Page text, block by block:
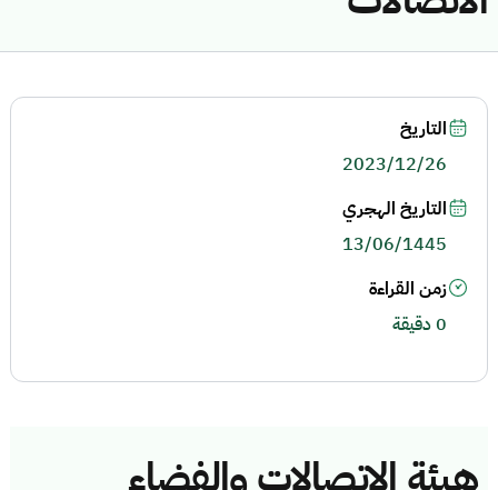
هيئة الاتصالات والفضاء
التاريخ
2023/12/26
التاريخ الهجري
13/06/1445
زمن القراءة
0 دقيقة